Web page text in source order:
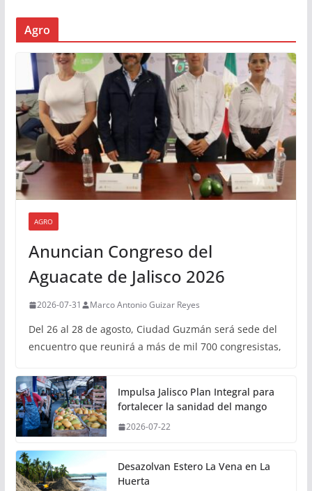
Agro
AGRO
Anuncian Congreso del
Aguacate de Jalisco 2026
2026-07-31 Marco Antonio Guizar Reyes
Del 26 al 28 de agosto, Ciudad Guzmán será sede del
encuentro que reunirá a más de mil 700 congresistas,
Impulsa Jalisco Plan Integral para
fortalecer la sanidad del mango
2026-07-22
Desazolvan Estero La Vena en La
Huerta